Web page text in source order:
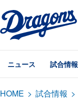
ニュース 試合情報
HOME > 試合情報 >